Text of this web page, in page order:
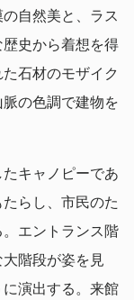
自然美と、ラス
史から着想を得
石材のモザイク
の色調で建物を
キャノピーであ
らし、市民のた
エントランス階
階段が姿を見
演出する。来館